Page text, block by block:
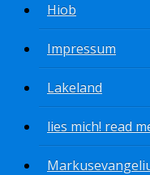
Hiob
Impressum
Lakeland
lies mich! read